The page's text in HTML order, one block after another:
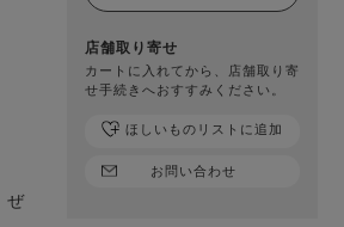
ぜ
店舗取り寄せ
カートに入れてから、店舗取り寄
せ手続きへおすすみください。
お問い合わせ
ほしいものリストに追加